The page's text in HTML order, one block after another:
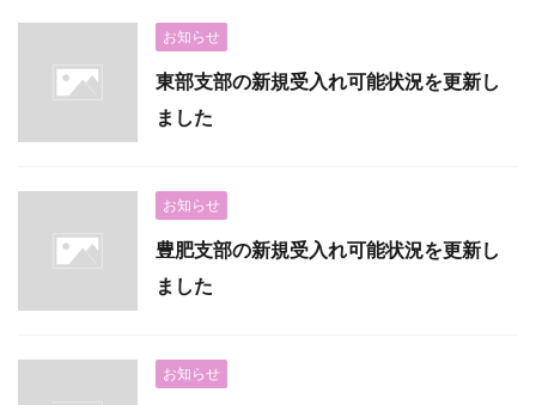
お知らせ
東部支部の新規受入れ可能状況を更新し
ました
お知らせ
豊肥支部の新規受入れ可能状況を更新し
ました
お知らせ